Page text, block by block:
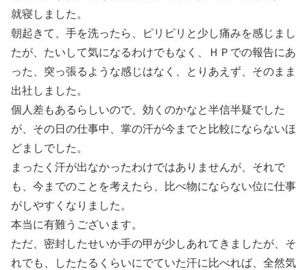
就寝しました。
朝起きて、手を洗ったら、ピリピリと少し痛みを感じまし
たが、たいして気になるわけでもなく、ＨＰでの報告にあ
った、突っ張るような感じはなく、とりあえず、そのまま
出社しました。
個人差もあるらしいので、効くのかなと半信半疑でした
が、その日の仕事中、掌の汗が今までと比較にならないほ
どましでした。
まったく汗が出なかったわけではありませんが、それで
も、今までのことを考えたら、比べ物にならない位に仕事
がしやすくなりました。
本当に有難うございます。
ただ、密封したせいか手の甲が少しあれてきましたが、そ
れでも、したたるくらいにでていた汗に比べれば、全然気